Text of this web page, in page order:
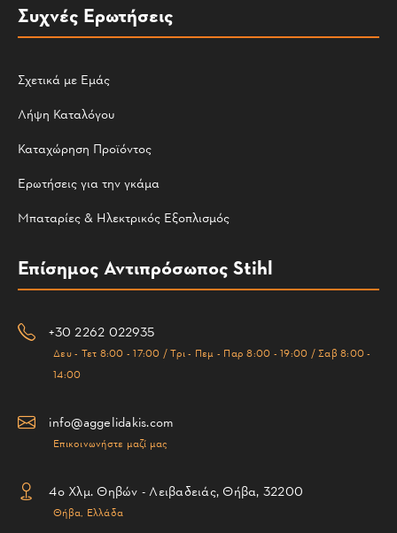
Συχνές Ερωτήσεις
Σχετικά με Εμάς
Λήψη Καταλόγου
Καταχώρηση Προϊόντος
Ερωτήσεις για την γκάμα
Μπαταρίες & Ηλεκτρικός Εξοπλισμός
Επίσημος Αντιπρόσωπος Stihl
+30 2262 022935
Δευ - Τετ 8:00 - 17:00 / Τρι - Πεμ - Παρ 8:00 - 19:00 / Σαβ 8:00 -
14:00
info@aggelidakis.com
Επικοινωνήστε μαζί μας
4ο Χλμ. Θηβών - Λειβαδειάς, Θήβα, 32200
Θήβα, Ελλάδα